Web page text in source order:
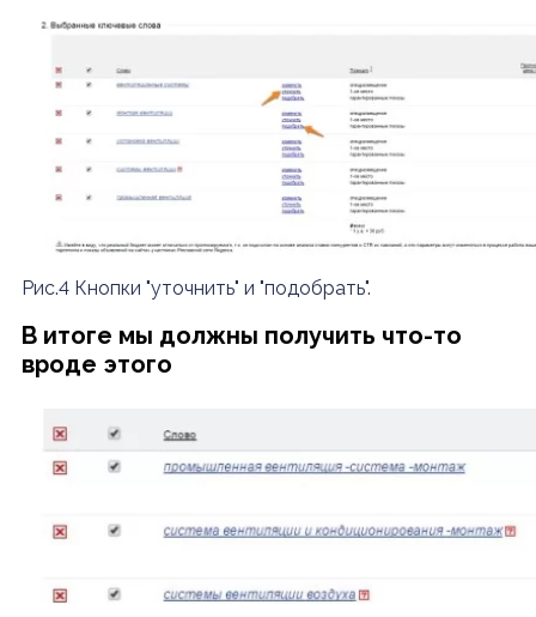
Рис.4 Кнопки "уточнить" и "подобрать".
В итоге мы должны получить что-то
вроде этого